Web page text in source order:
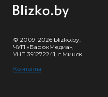
© 2009-2026 blizko.by,
ЧУП «БарокМедиа»,
УНП 391272241, г.Минск
Контакты